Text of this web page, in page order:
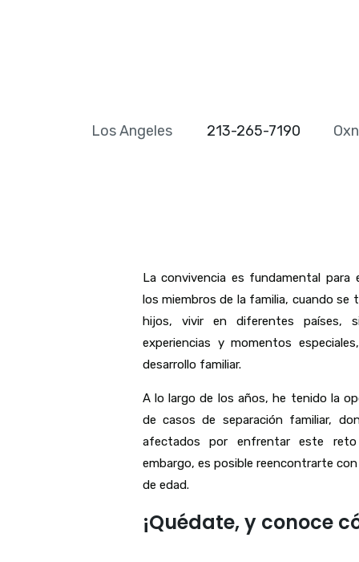
Los Angeles 213-265-7190
La convivencia es fundamental
los miembros de la familia, cuando se
hijos, vivir en diferentes países,
experiencias y momentos
desarrollo familiar.
A lo largo de los años, he tenido la
de casos de separación familiar,
afectados por enfrentar este
embargo, es posible reencontrarte
de edad.
¡Quédate, y conoce